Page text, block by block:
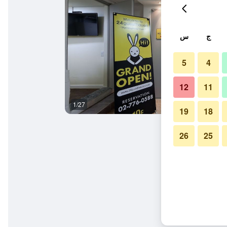
1/27
ج س
4
5
11
12
18
19
25
26